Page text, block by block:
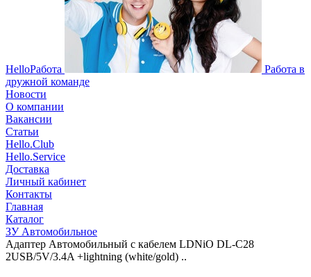
HelloРабота
Работа в
дружной команде
Новости
О компании
Вакансии
Статьи
Hello.Club
Hello.Service
Доставка
Личный кабинет
Контакты
Главная
Каталог
ЗУ Автомобильное
Адаптер Автомобильный с кабелем LDNiO DL-C28
2USB/5V/3.4A +lightning (white/gold) ..